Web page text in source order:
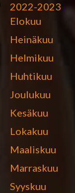
2022-2023
Elokuu
Heinäkuu
Helmikuu
Huhtikuu
Joulukuu
Kesäkuu
Lokakuu
Maaliskuu
Marraskuu
Syyskuu